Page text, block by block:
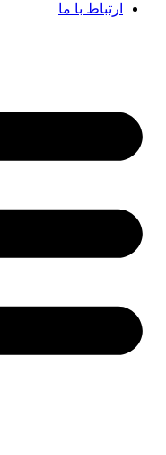
ارتباط با ما